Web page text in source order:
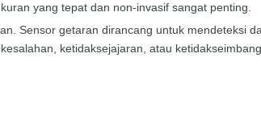
yang tepat dan non-invasif sangat penting.
Sensor getaran dirancang untuk mendeteksi
ketidaksejajaran, atau